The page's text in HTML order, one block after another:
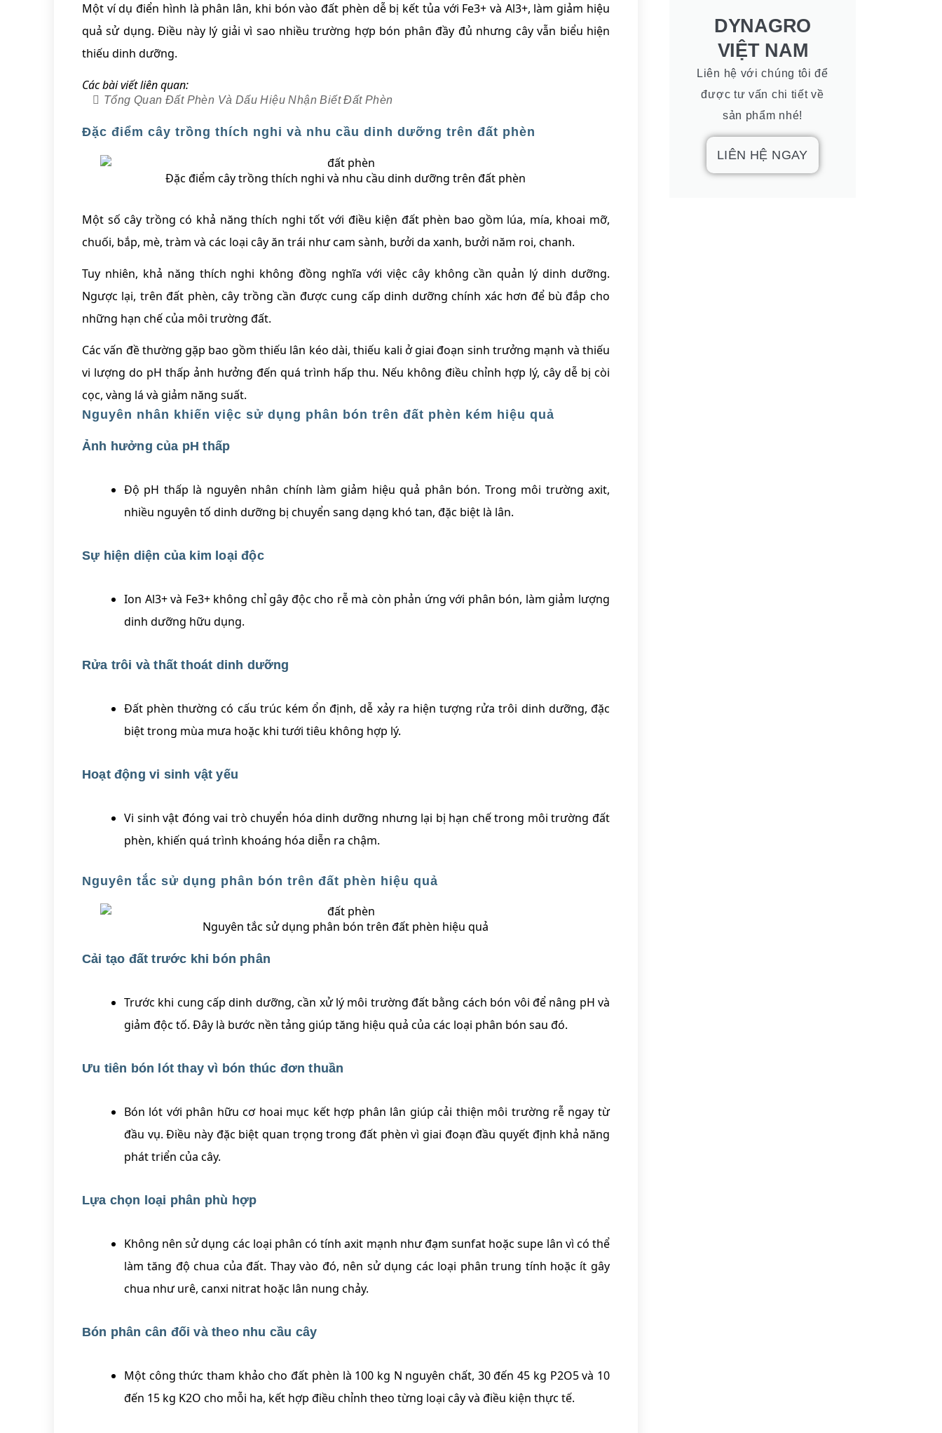
Một ví dụ điển hình là phân lân, khi bón vào đất phèn dễ bị kết tủa với Fe3+ và Al3+, làm giảm hiệu
quả sử dụng. Điều này lý giải vì sao nhiều trường hợp bón phân đầy đủ nhưng cây vẫn biểu hiện
thiếu dinh dưỡng.
Các bài viết liên quan:
Tổng Quan Đất Phèn Và Dấu Hiệu Nhận Biết Đất Phèn
Đặc điểm cây trồng thích nghi và nhu cầu dinh dưỡng trên đất phèn
Đặc điểm cây trồng thích nghi và nhu cầu dinh dưỡng trên đất phèn
Một số cây trồng có khả năng thích nghi tốt với điều kiện đất phèn bao gồm lúa, mía, khoai mỡ,
chuối, bắp, mè, tràm và các loại cây ăn trái như cam sành, bưởi da xanh, bưởi năm roi, chanh.
Tuy nhiên, khả năng thích nghi không đồng nghĩa với việc cây không cần quản lý dinh dưỡng.
Ngược lại, trên đất phèn, cây trồng cần được cung cấp dinh dưỡng chính xác hơn để bù đắp cho
những hạn chế của môi trường đất.
Các vấn đề thường gặp bao gồm thiếu lân kéo dài, thiếu kali ở giai đoạn sinh trưởng mạnh và thiếu
vi lượng do pH thấp ảnh hưởng đến quá trình hấp thu. Nếu không điều chỉnh hợp lý, cây dễ bị còi
cọc, vàng lá và giảm năng suất.
Nguyên nhân khiến việc sử dụng phân bón trên đất phèn kém hiệu quả
Ảnh hưởng của pH thấp
Độ pH thấp là nguyên nhân chính làm giảm hiệu quả phân bón. Trong môi trường axit,
nhiều nguyên tố dinh dưỡng bị chuyển sang dạng khó tan, đặc biệt là lân.
Sự hiện diện của kim loại độc
Ion Al3+ và Fe3+ không chỉ gây độc cho rễ mà còn phản ứng với phân bón, làm giảm lượng
dinh dưỡng hữu dụng.
Rửa trôi và thất thoát dinh dưỡng
Đất phèn thường có cấu trúc kém ổn định, dễ xảy ra hiện tượng rửa trôi dinh dưỡng, đặc
biệt trong mùa mưa hoặc khi tưới tiêu không hợp lý.
Hoạt động vi sinh vật yếu
Vi sinh vật đóng vai trò chuyển hóa dinh dưỡng nhưng lại bị hạn chế trong môi trường đất
phèn, khiến quá trình khoáng hóa diễn ra chậm.
Nguyên tắc sử dụng phân bón trên đất phèn hiệu quả
Nguyên tắc sử dụng phân bón trên đất phèn hiệu quả
Cải tạo đất trước khi bón phân
Trước khi cung cấp dinh dưỡng, cần xử lý môi trường đất bằng cách bón vôi để nâng pH và
giảm độc tố. Đây là bước nền tảng giúp tăng hiệu quả của các loại phân bón sau đó.
Ưu tiên bón lót thay vì bón thúc đơn thuần
Bón lót với phân hữu cơ hoai mục kết hợp phân lân giúp cải thiện môi trường rễ ngay từ
đầu vụ. Điều này đặc biệt quan trọng trong đất phèn vì giai đoạn đầu quyết định khả năng
phát triển của cây.
Lựa chọn loại phân phù hợp
Không nên sử dụng các loại phân có tính axit mạnh như đạm sunfat hoặc supe lân vì có thể
làm tăng độ chua của đất. Thay vào đó, nên sử dụng các loại phân trung tính hoặc ít gây
chua như urê, canxi nitrat hoặc lân nung chảy.
Bón phân cân đối và theo nhu cầu cây
Một công thức tham khảo cho đất phèn là 100 kg N nguyên chất, 30 đến 45 kg P2O5 và 10
đến 15 kg K2O cho mỗi ha, kết hợp điều chỉnh theo từng loại cây và điều kiện thực tế.
DYNAGRO
VIỆT NAM
Liên hệ với chúng tôi để
được tư vấn chi tiết về
sản phẩm nhé!
LIÊN HỆ NGAY